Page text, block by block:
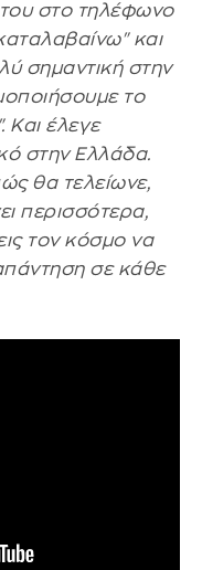
στο τηλέφωνο
και
σημαντική στην
το
Και έλεγε
στην Ελλάδα.
θα τελείωνε,
περισσότερα,
τον κόσμο να
σε κάθε